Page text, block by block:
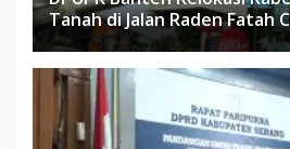
Tanah di Jalan Raden Fatah